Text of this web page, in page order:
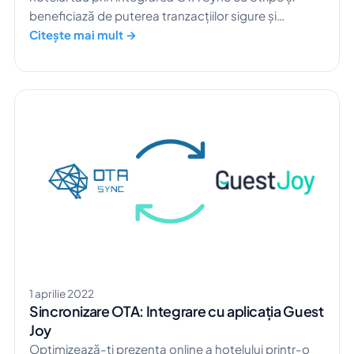
beneficiază de puterea tranzacțiilor sigure și
eficiente.
Citește mai mult →
1 aprilie 2022
Sincronizare OTA: Integrare cu aplicația Guest
Joy
Optimizează-ți prezența online a hotelului printr-o